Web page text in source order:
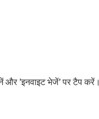
और ’इनवाइट भेजें’ पर टैप करें।